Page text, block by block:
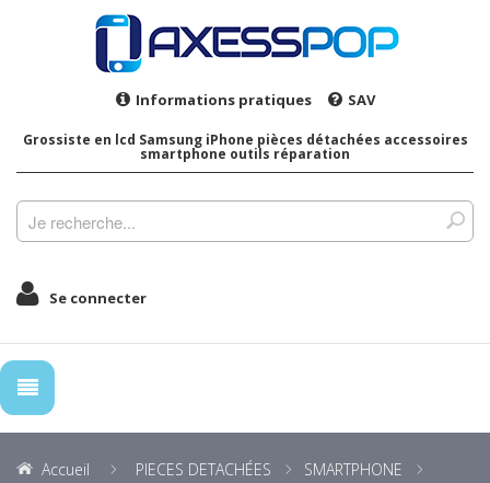
Informations pratiques SAV
Grossiste en lcd Samsung iPhone pièces détachées accessoires
smartphone outils réparation
Se connecter
Accueil PIECES DETACHÉES
SMARTPHONE